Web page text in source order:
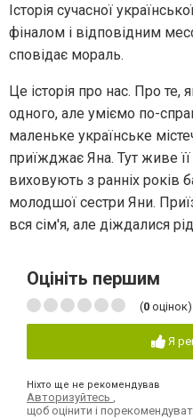
Історія сучасної
фіналом і відповідним
сповідає мораль.
Це історія про нас. Про
одного, але уміємо по-
маленьке українське
приїжджає Яна. Тут живе
виховують з ранніх років
молодшої сестри Яни.
вся сім'я, але діждалися
Оцініть першим
(0 оцінок)
Я
Ніхто ще не рекомендував
Авторизуйтесь ,
щоб оцінити і